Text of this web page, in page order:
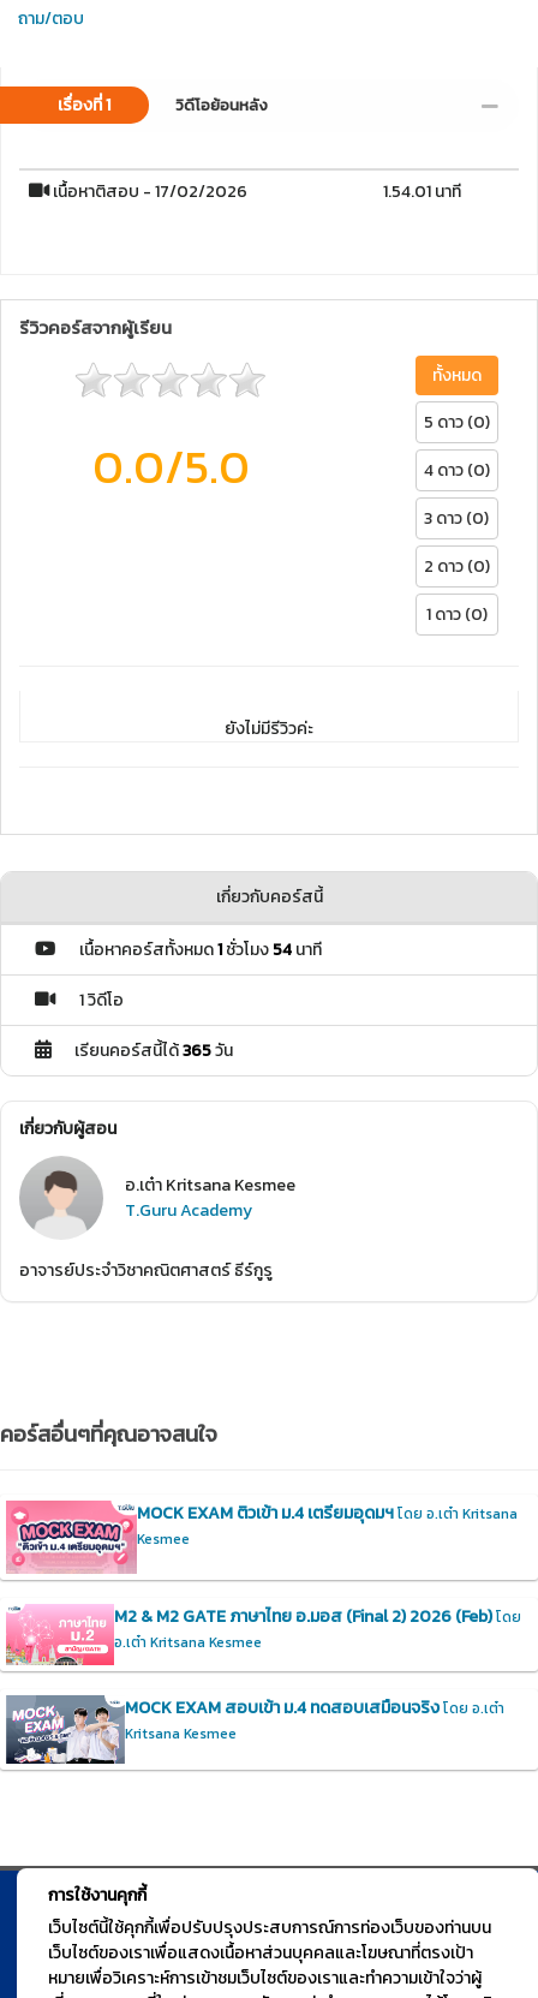
ถาม/ตอบ
เรื่องที่ 1 วิดีโอย้อนหลัง
เนื้อหาติสอบ - 17/02/2026 1.54.01 นาที
รีวิวคอร์สจากผู้เรียน
0.0/5.0
ทั้งหมด
5 ดาว (0)
4 ดาว (0)
3 ดาว (0)
2 ดาว (0)
1 ดาว (0)
ยังไม่มีรีวิวค่ะ
เกี่ยวกับคอร์สนี้
เนื้อหาคอร์สทั้งหมด1ชั่วโมง54นาที
1 วิดีโอ
เรียนคอร์สนี้ได้365วัน
เกี่ยวกับผู้สอน
อ.เต๋า Kritsana Kesmee
T.Guru Academy
อาจารย์ประจำวิชาคณิตศาสตร์ ธีร์กูรู
คอร์สอื่นๆที่คุณอาจสนใจ
MOCK EXAM ติวเข้า ม.4 เตรียมอุดมฯโดย อ.เต๋า Kritsana
Kesmee
M2 & M2 GATE ภาษาไทย อ.มอส (Final 2) 2026 (Feb)โดย
อ.เต๋า Kritsana Kesmee
MOCK EXAM สอบเข้า ม.4 ทดสอบเสมือนจริงโดย อ.เต๋า
Kritsana Kesmee
การใช้งานคุกกี้
เว็บไซต์นี้ใช้คุกกี้เพื่อปรับปรุงประสบการณ์การท่องเว็บของท่านบน
เว็บไซต์ของเราเพื่อแสดงเนื้อหาส่วนบุคคลและโฆษณาที่ตรงเป้า
หมายเพื่อวิเคราะห์การเข้าชมเว็บไซต์ของเราและทำความเข้าใจว่าผู้
© TGURU.online 2026 All right reserved. v1.0 Powered by Course
Square